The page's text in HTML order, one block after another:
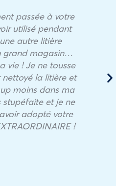
passée à votre
utilisé pendant
autre litière
grand magasin…
vie ! Je ne tousse
la litière et
moins dans ma
stupéfaite et je ne
adopté votre
!